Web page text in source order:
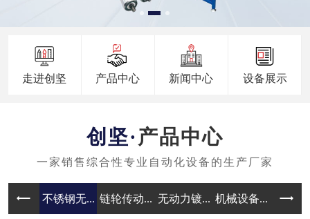
走进创坚 产品中心 新闻中心 设备展示
产品中心
不锈钢无... 链轮传动... 无动力镀... 机械设备... 无动